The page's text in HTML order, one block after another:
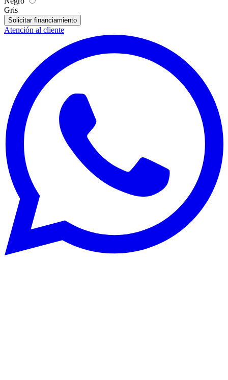
Gris
Solicitar financiamiento
Atención al cliente